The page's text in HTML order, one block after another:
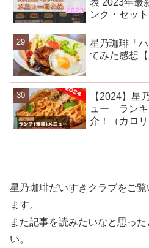
ンク・セット
星乃珈琲「
てみた感想【
【2024】星
ュー ランキ
介！（カロリ
星乃珈琲だいすきクラブをご
ます。
また記事を読みたいなと思っ
い。